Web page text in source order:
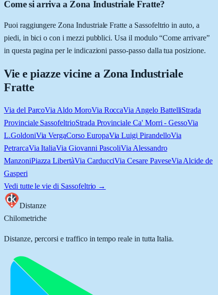
Come si arriva a Zona Industriale Fratte?
Puoi raggiungere Zona Industriale Fratte a Sassofeltrio in auto, a
piedi, in bici o con i mezzi pubblici. Usa il modulo “Come arrivare”
in questa pagina per le indicazioni passo-passo dalla tua posizione.
Vie e piazze vicine a Zona Industriale
Fratte
Via del ParcoVia Aldo MoroVia RoccaVia Angelo BattelliStrada
Provinciale SassofeltrioStrada Provinciale Ca' Morri - GessoVia
L.GoldoniVia VergaCorso EuropaVia Luigi PirandelloVia
PetrarcaVia ItaliaVia Giovanni PascoliVia Alessandro
ManzoniPiazza LibertàVia CarducciVia Cesare PaveseVia Alcide de
Gasperi
Vedi tutte le vie di Sassofeltrio →
Distanze
Chilometriche
Distanze, percorsi e traffico in tempo reale in tutta Italia.